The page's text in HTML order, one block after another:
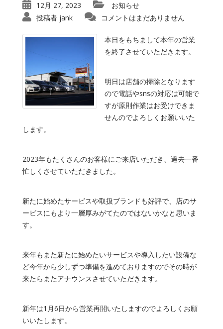
12月 27, 2023
お知らせ
投稿者 jank コメントはまだありません
本日をもちまして本年の営業
を終了させていただきます。
明日は店舗の掃除となります
ので電話やsnsの対応は可能で
すが原則作業はお受けできま
せんのでよろしくお願いいた
します。
2023年もたくさんのお客様にご来店いただき、過去一番
忙しくさせていただきました。
新たに始めたサービスや取扱ブランドも好評で、店のサ
ービスにもより一層厚みがてたのではないかなと思いま
す。
来年もまた新たに始めたいサービスや導入したい設備な
ど今年から少しずつ準備を進めておりますのでその時が
来たらまたアナウンスさせていただきます。
新年は1月6日から営業再開いたしますのでよろしくお願
いいたします。